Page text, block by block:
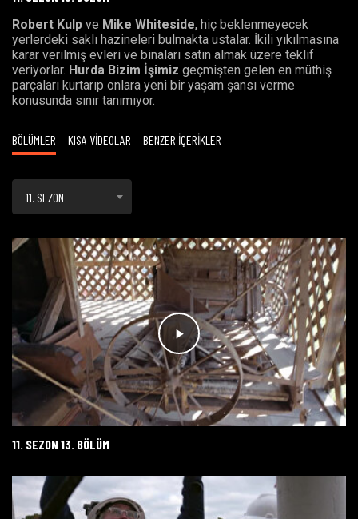
Robert Kulp ve Mike Whiteside, hiç beklenmeyecek
yerlerdeki saklı hazineleri bulmakta ustalar. İkili yıkılmasına
karar verilmiş evleri ve binaları satın almak üzere teklif
veriyorlar. Hurda Bizim İşimiz geçmişten gelen en müthiş
parçaları kurtarıp onlara yeni bir yaşam şansı verme
konusunda sınır tanımıyor.
BÖLÜMLER KISA VİDEOLAR BENZER İÇERİKLER
11. SEZON
11. SEZON 13. BÖLÜM